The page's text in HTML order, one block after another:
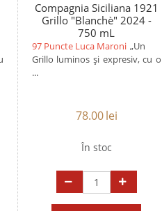
Compagnia Siciliana 1921
Grillo "Blanchè" 2024 -
750 mL
97 Puncte Luca Maroni „Un
Grillo luminos și expresiv, cu o
...
78.00lei
În stoc